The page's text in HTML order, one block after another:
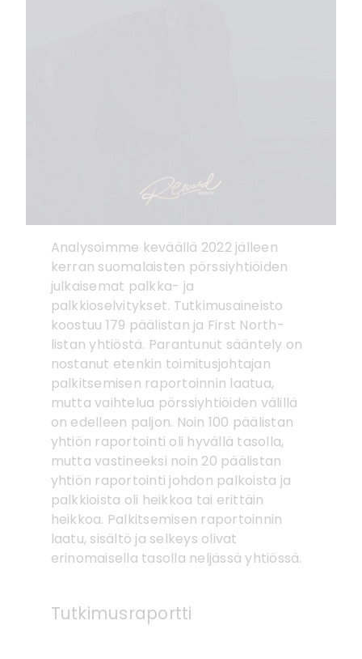
Analysoimme keväällä 2022 jälleen
kerran suomalaisten pörssiyhtiöiden
julkaisemat palkka- ja
palkkioselvitykset. Tutkimusaineisto
koostuu 179 päälistan ja First North-
listan yhtiöstä. Parantunut sääntely on
nostanut etenkin toimitusjohtajan
palkitsemisen raportoinnin laatua,
mutta vaihtelua pörssiyhtiöiden välillä
on edelleen paljon. Noin 100 päälistan
yhtiön raportointi oli hyvällä tasolla,
mutta vastineeksi noin 20 päälistan
yhtiön raportointi johdon palkoista ja
palkkioista oli heikkoa tai erittäin
heikkoa. Palkitsemisen raportoinnin
laatu, sisältö ja selkeys olivat
erinomaisella tasolla neljässä yhtiössä.
Tutkimusraportti